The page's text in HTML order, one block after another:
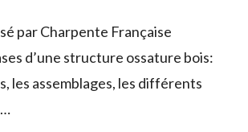
par Charpente Française
d’une structure ossature bois:
les assemblages, les différents